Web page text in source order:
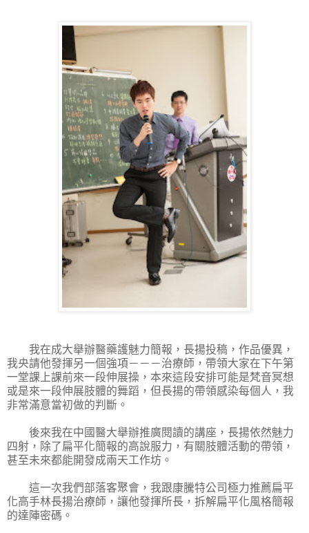
我在成大舉辦醫藥護魅力簡報，長揚投稿，作品優異，
我央請他發揮另一個強項－－－治療師，帶領大家在下午第
一堂課上課前來一段伸展操，本來這段安排可能是梵音冥想
或是來一段伸展肢體的舞蹈，但長揚的帶領感染每個人，我
非常滿意當初做的判斷。
後來我在中國醫大舉辦推廣閱讀的講座，長揚依然魅力
四射，除了扁平化簡報的高說服力，有關肢體活動的帶領，
甚至未來都能開發成兩天工作坊。
這一次我們部落客聚會，我跟康騰特公司極力推薦扁平
化高手林長揚治療師，讓他發揮所長，拆解扁平化風格簡報
的達陣密碼。